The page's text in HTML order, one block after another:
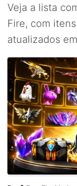
Veja a lista
Fire, com
atualizados